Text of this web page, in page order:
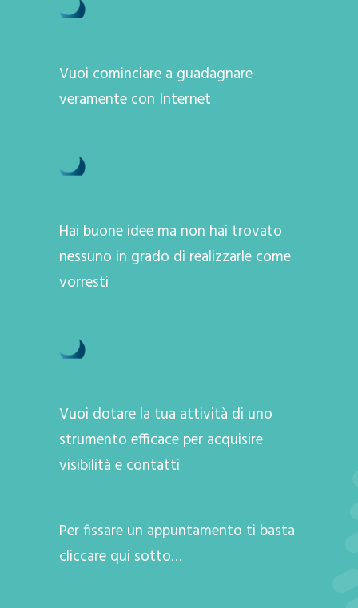
Vuoi cominciare a guadagnare
veramente con Internet
Hai buone idee ma non hai trovato
nessuno in grado di realizzarle come
vorresti
Vuoi dotare la tua attività di uno
strumento efficace per acquisire
visibilità e contatti
Per fissare un appuntamento ti basta
cliccare qui sotto…